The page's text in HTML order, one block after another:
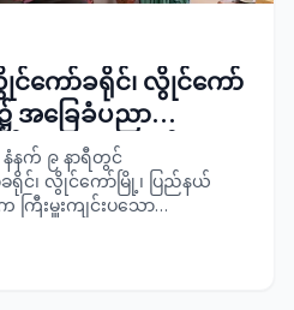
ကော်ခရိုင်၊ လွိုင်ကော်
အခြေခံပညာ
င်းသူများအတွက်
း သင်တန်းဖွင့်ပွဲ
ရောက်
နက် ၉ နာရီတွင်
င်၊ လွိုင်ကော်မြို့၊ ပြည်နယ်
ကြီးမှူးကျင်းပသော
လိမ္မာ၊ အင်္ဂလိပ်စာ၊ ပန်းချီ၊